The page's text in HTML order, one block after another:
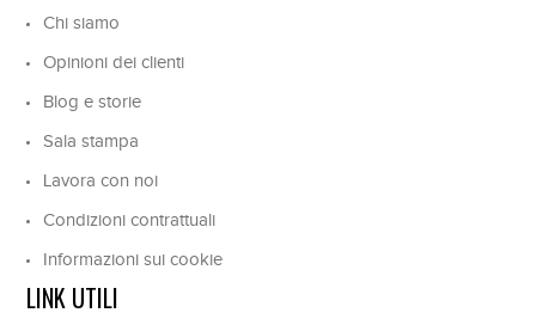
Chi siamo
Opinioni dei clienti
Blog e storie
Sala stampa
Lavora con noi
Condizioni contrattuali
Informazioni sui cookie
LINK UTILI